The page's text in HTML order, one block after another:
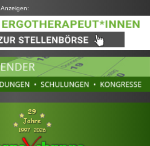
Anzeigen: